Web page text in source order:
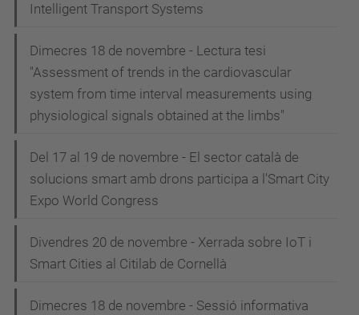
Intelligent Transport Systems
Dimecres 18 de novembre - Lectura tesi
"Assessment of trends in the cardiovascular
system from time interval measurements using
physiological signals obtained at the limbs"
Del 17 al 19 de novembre - El sector català de
solucions smart amb drons participa a l'Smart City
Expo World Congress
Divendres 20 de novembre - Xerrada sobre IoT i
Smart Cities al Citilab de Cornellà
Dimecres 18 de novembre - Sessió informativa